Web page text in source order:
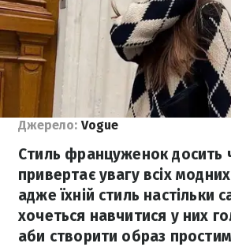
Джерело: Vogue
Стиль француженок досить
привертає увагу всіх
адже їхній стиль настільки
хочеться навчитися у них
аби створити образ